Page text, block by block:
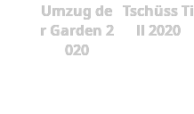
Umzug de
r Garden 2
020
Tschüss Ti
ll 2020